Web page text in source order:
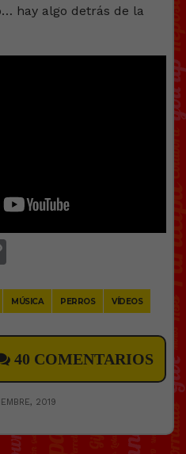
hay algo detrás de la
MÚSICA PERROS VÍDEOS
40 COMENTARIOS
2019